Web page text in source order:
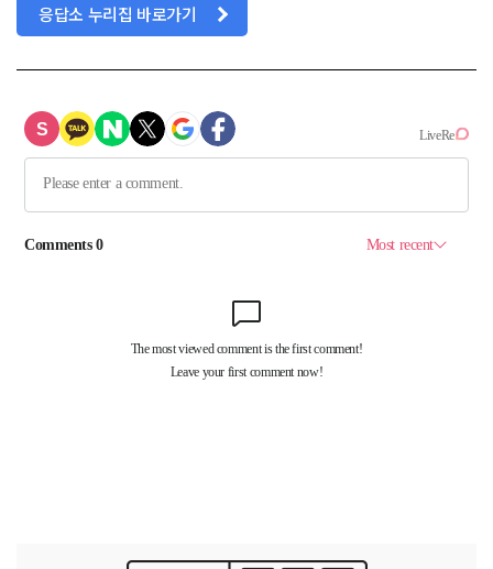
응답소 누리집 바로가기